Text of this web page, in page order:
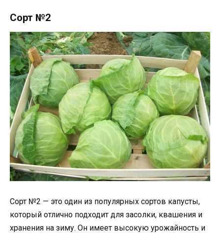
Сорт №2
Сорт №2 — это один из популярных сортов капусты,
который отлично подходит для засолки, квашения и
хранения на зиму. Он имеет высокую урожайность и